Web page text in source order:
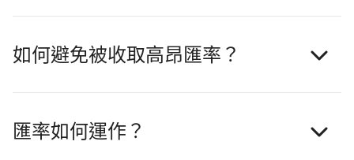
如何避免被收取高昂匯率？
匯率如何運作？